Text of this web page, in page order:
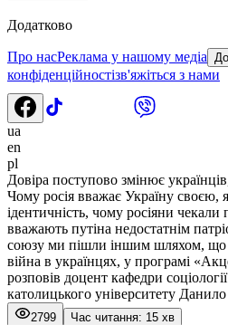
Додатково
Про насРеклама у нашому медіа
конфіденційностізв'яжіться з нами
ua
en
pl
Довіра поступово змінює
Чому росія вважає Україну своєю,
ідентичність, чому росіяни чекали
вважають путіна недостатнім
союзу ми пішли іншим шляхом, що
війна в українцях, у програмі
розповів доцент кафедри
католицького університету
2799 Час читання: 15 хв